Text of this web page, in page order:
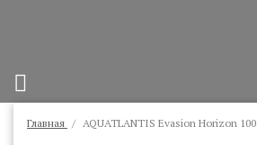
Аквариумы для дома/офиса
Аквариумы в ресторан/кафе
Торговые и промышленные аквариумы
Главная AQUATLANTIS Evasion Horizon 100